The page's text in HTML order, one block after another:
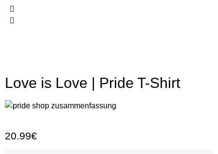
Love is Love | Pride T-Shirt
20.99€